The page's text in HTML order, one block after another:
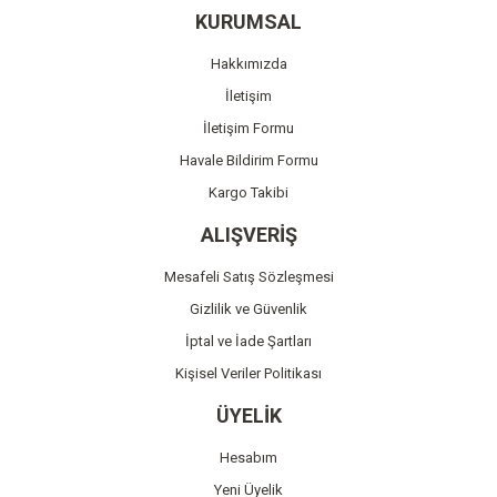
Ürün bilgilerinde hatalar bulunuyor.
Ürün fiyatı diğer sitelerden daha pahalı.
Bu ürüne benzer farklı alternatifler olmalı.
Gönder
KURUMSAL
Hakkımızda
İletişim
İletişim Formu
Havale Bildirim Formu
Kargo Takibi
ALIŞVERİŞ
Mesafeli Satış Sözleşmesi
Gizlilik ve Güvenlik
İptal ve İade Şartları
Kişisel Veriler Politikası
ÜYELİK
Hesabım
Yeni Üyelik